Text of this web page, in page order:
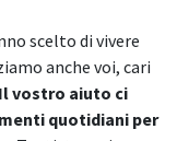
scelto di vivere
anche voi, cari
Il vostro aiuto ci
quotidiani per